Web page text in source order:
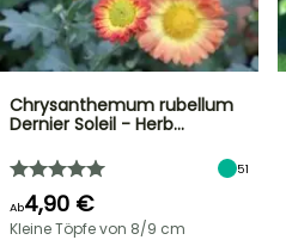
Chrysanthemum rubellum
Dernier Soleil - Herb…
51
Ab4,90 €
Kleine Töpfe von 8/9 cm